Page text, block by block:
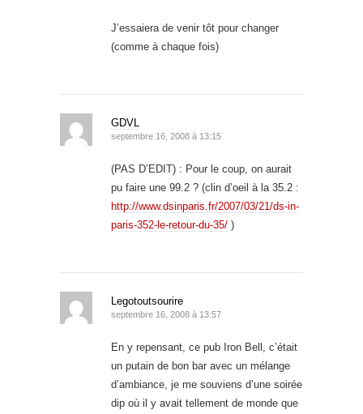
J’essaiera de venir tôt pour changer
(comme à chaque fois)
GDVL
septembre 16, 2008 à 13:15
(PAS D’EDIT) : Pour le coup, on aurait
pu faire une 99.2 ? (clin d’oeil à la 35.2 :
http://www.dsinparis.fr/2007/03/21/ds-in-
paris-352-le-retour-du-35/ )
Legotoutsourire
septembre 16, 2008 à 13:57
En y repensant, ce pub Iron Bell, c’était
un putain de bon bar avec un mélange
d’ambiance, je me souviens d’une soirée
dip où il y avait tellement de monde que